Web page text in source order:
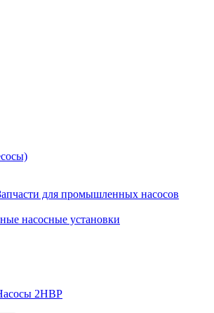
для промышленных насосов
насосные установки
2НВР